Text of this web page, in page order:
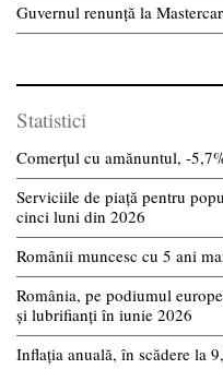
Guvernul renunță la
Statistici
Comerțul cu amănuntul, -
Serviciile de piață pentru
cinci luni din 2026
Românii muncesc cu 5 ani
România, pe podiumul
și lubrifianți în iunie 2026
Inflația anuală, în scădere la